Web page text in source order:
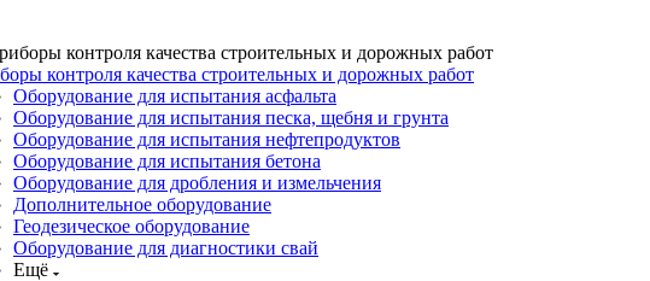
контроля качества строительных и дорожных работ
Оборудование для испытания асфальта
Оборудование для испытания песка, щебня и грунта
Оборудование для испытания нефтепродуктов
Оборудование для испытания бетона
Оборудование для дробления и измельчения
Дополнительное оборудование
Геодезическое оборудование
Оборудование для диагностики свай
Ещё